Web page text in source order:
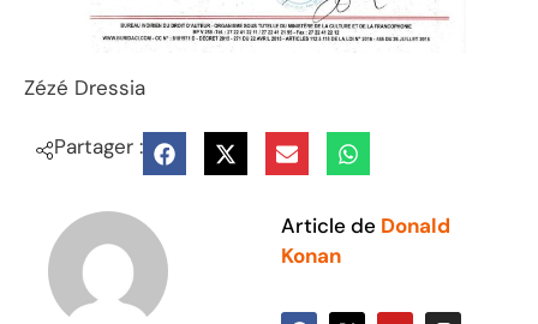
Zézé Dressia
Partager :
Article de Donald
Konan